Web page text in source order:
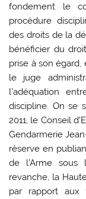
fondement le
procédure
des droits de la
bénéficier du
prise à son égard,
le juge
l’adéquation
discipline. On se
2011, le Conseil
Gendarmerie
réserve en
de l’Arme sous
revanche, la
par rapport aux